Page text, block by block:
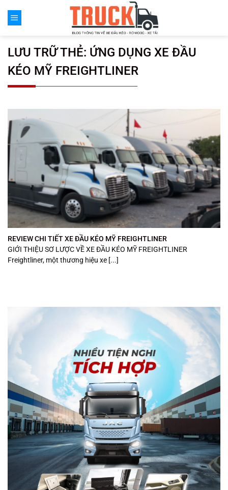
đến
LƯU TRỮ THẺ: ỨNG DỤNG XE ĐẦU
KÉO MỸ FREIGHTLINER
REVIEW CHI TIẾT XE ĐẦU KÉO MỸ FREIGHTLINER
GIỚI THIỆU SƠ LƯỢC VỀ XE ĐẦU KÉO MỸ FREIGHTLINER
Freightliner, một thương hiệu xe [...]